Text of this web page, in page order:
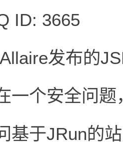
ID: 3665
发布的
一个安全问
基于JRun的